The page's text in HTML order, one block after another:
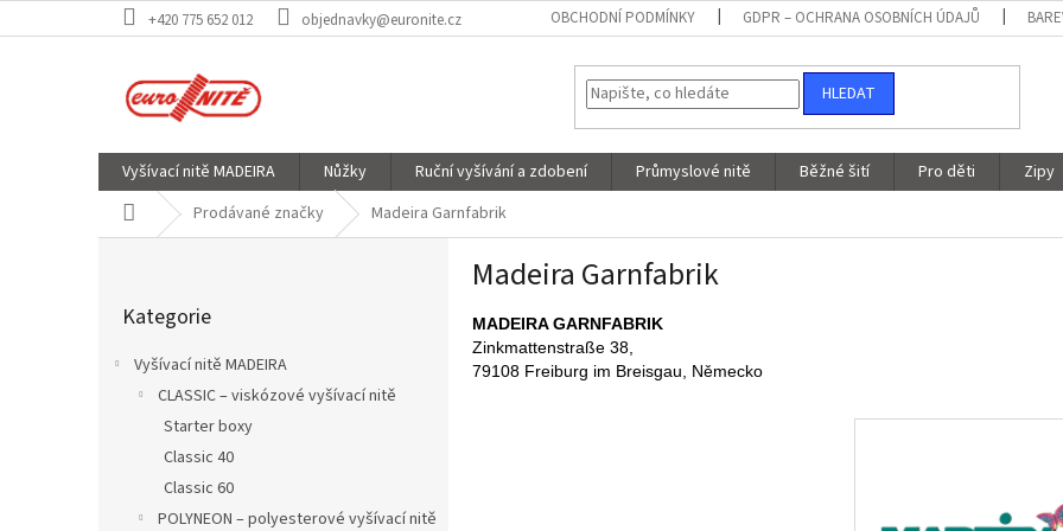
na
+420 775 652 012 objednavky@euronite.cz OBCHODNÍ PODMÍNKY GDPR – OCHRANA OSOBNÍCH ÚDAJŮ
HLEDAT
Vyšívací nitě MADEIRA Nůžky Ruční vyšívání a zdobení Průmyslové nitě Běžné šití Pro děti Zipy
Domů Prodávané značky Madeira Garnfabrik
kategorie
Kategorie
Vyšívací nitě MADEIRA
CLASSIC – viskózové vyšívací nitě
Starter boxy
Classic 40
Classic 60
POLYNEON – polyesterové vyšívací nitě
Madeira Garnfabrik
MADEIRA GARNFABRIK
Zinkmattenstraße 38,
79108 Freiburg im Breisgau, Německo